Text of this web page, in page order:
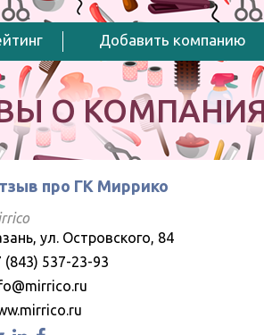
Добавить компанию
О
про ГК Миррико
ул. Островского, 84
(843) 537-23-93